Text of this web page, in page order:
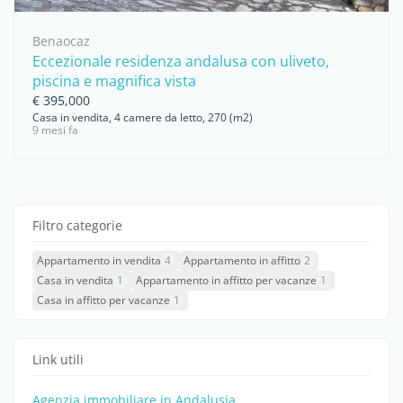
Benaocaz
Eccezionale residenza andalusa con uliveto,
piscina e magnifica vista
€ 395,000
Casa in vendita, 4 camere da letto, 270 (m2)
9 mesi fa
Filtro categorie
Appartamento in vendita 4 Appartamento in affitto 2
Casa in vendita 1 Appartamento in affitto per vacanze 1
Casa in affitto per vacanze 1
Link utili